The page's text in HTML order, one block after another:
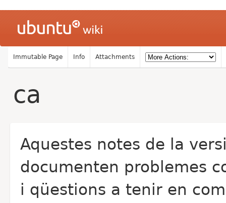
Immutable Page Info Attachments
ca
Aquestes notes de la
documenten problemes
i qüestions a tenir en